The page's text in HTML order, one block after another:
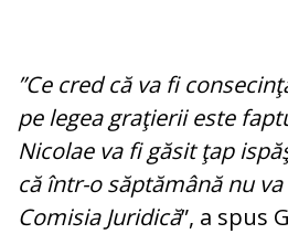
”Ce cred că va fi
pe legea graţierii este
Nicolae va fi găsit ţap
că într-o săptămână nu
Comisia Juridică”, a spus